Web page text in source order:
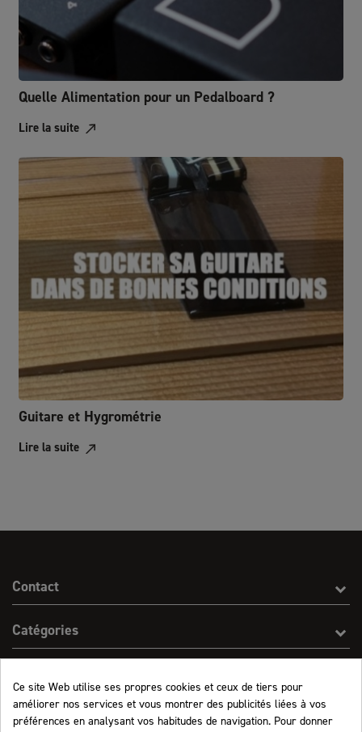
Quelle Alimentation pour un Pedalboard ?
Lire la suite
Guitare et Hygrométrie
Lire la suite
Contact
Catégories
Informations
Ce site Web utilise ses propres cookies et ceux de tiers pour
améliorer nos services et vous montrer des publicités liées à vos
préférences en analysant vos habitudes de navigation. Pour donner